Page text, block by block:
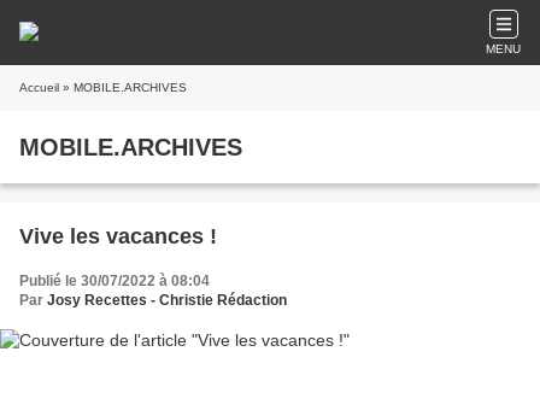
MENU
Accueil » MOBILE.ARCHIVES
MOBILE.ARCHIVES
Vive les vacances !
Publié le 30/07/2022 à 08:04
Par Josy Recettes - Christie Rédaction